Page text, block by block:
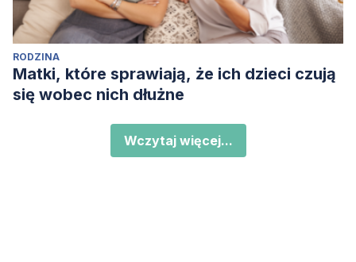
RODZINA
Matki, które sprawiają, że ich dzieci czują
się wobec nich dłużne
Wczytaj więcej...